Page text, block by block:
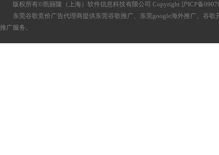
版权所有©凯丽隆（上海）软件信息科技有限公司 Copyright 沪ICP备
东莞谷歌竞价广告代理商提供东莞谷歌推广、 东莞google海外推广、谷歌
推广服务。